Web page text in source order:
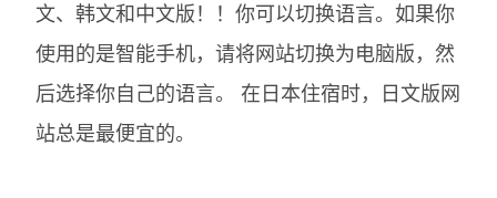
文、韩文和中文版！！你可以切换语言。如果你
使用的是智能手机，请将网站切换为电脑版，然
后选择你自己的语言。在日本住宿时，日文版网
站总是最便宜的。